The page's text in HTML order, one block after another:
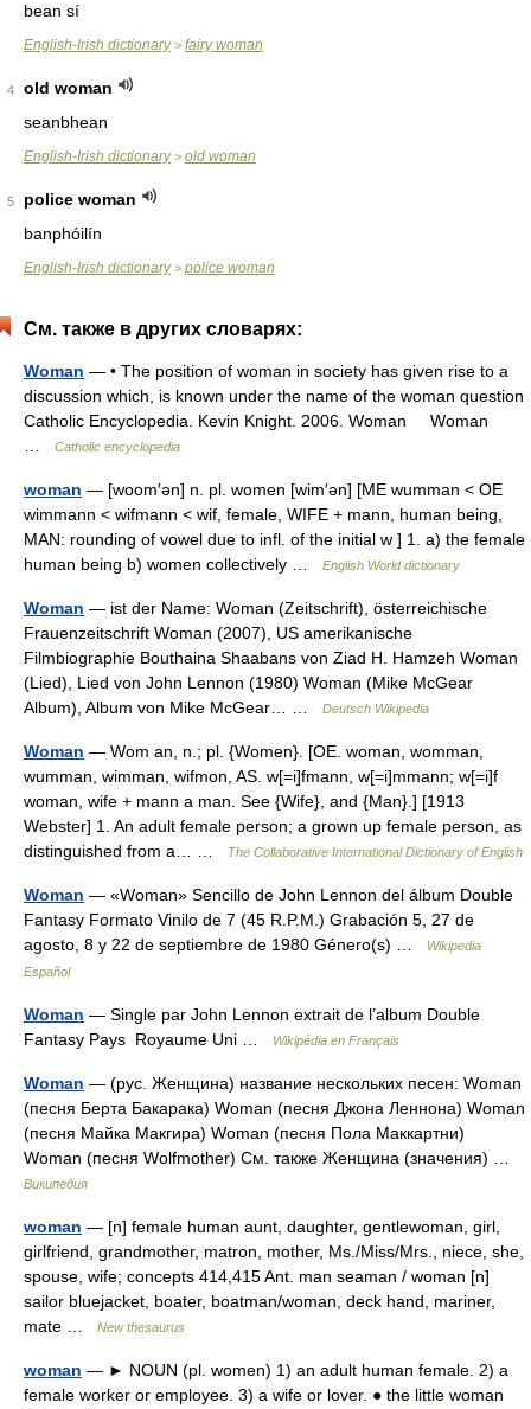
bean sí
English-Irish dictionary> fairy woman
4
old woman
seanbhean
English-Irish dictionary> old woman
5
police woman
banphóilín
English-Irish dictionary> police woman
См. также в других словарях:
Woman — • The position of woman in society has given rise to a
discussion which, is known under the name of the woman question
Catholic Encyclopedia. Kevin Knight. 2006. Woman Woman
Catholic encyclopedia
woman — [woom′ən] n. pl. women [wim′ən] [ME wumman < OE
wimmann < wifmann < wif, female, WIFE + mann, human being,
MAN: rounding of vowel due to infl. of the initial w ] 1. a) the female
human being b) women collectively …
English World dictionary
Woman — ist der Name: Woman (Zeitschrift), österreichische
Frauenzeitschrift Woman (2007), US amerikanische
Filmbiographie Bouthaina Shaabans von Ziad H. Hamzeh Woman
(Lied), Lied von John Lennon (1980) Woman (Mike McGear
Album), Album von Mike McGear… …
Deutsch Wikipedia
Woman — Wom an, n.; pl. {Women}. [OE. woman, womman,
wumman, wimman, wifmon, AS. w[=i]fmann, w[=i]mmann; w[=i]f
woman, wife + mann a man. See {Wife}, and {Man}.] [1913
Webster] 1. An adult female person; a grown up female person, as
distinguished from a… …
The Collaborative International Dictionary of English
Woman — «Woman» Sencillo de John Lennon del álbum Double
Fantasy Formato Vinilo de 7 (45 R.P.M.) Grabación 5, 27 de
agosto, 8 y 22 de septiembre de 1980 Género(s) …
Wikipedia
Español
Woman — Single par John Lennon extrait de l’album Double
Fantasy Pays Royaume Uni …
Wikipédia en Français
Woman — (рус. Женщина) название нескольких песен: Woman
(песня Берта Бакарака) Woman (песня Джона Леннона) Woman
(песня Майка Макгира) Woman (песня Пола Маккартни)
Woman (песня Wolfmother) См. также Женщина (значения) …
Википедия
woman — [n] female human aunt, daughter, gentlewoman, girl,
girlfriend, grandmother, matron, mother, Ms./Miss/Mrs., niece, she,
spouse, wife; concepts 414,415 Ant. man seaman / woman [n]
sailor bluejacket, boater, boatman/woman, deck hand, mariner,
mate …
New thesaurus
woman — ► NOUN (pl. women) 1) an adult human female. 2) a
female worker or employee. 3) a wife or lover. ● the little woman